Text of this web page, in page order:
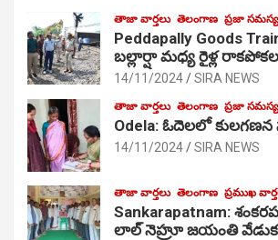
తాజా వార్తలు తెలంగాణ ప్రజా
Peddapally Goods
బల్లార్షా మధ్య రైళ్ల
14/11/2024 SIRA NEWS
తాజా వార్తలు తెలంగాణ ప్రజా
Odela: ఓదెలలో కులగణన
14/11/2024 SIRA NEWS
తాజా వార్తలు తెలంగాణ ప్రముఖ
Sankarapatnam:
లాల్ నెహ్రూ జయంతి